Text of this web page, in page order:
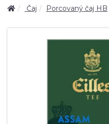
Čaj Porcovaný čaj HB